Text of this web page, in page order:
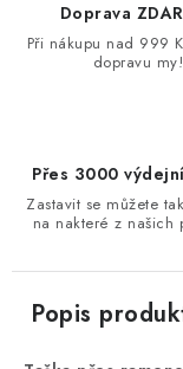
Doprava
Při nákupu nad 999
dopravu my!
Přes 3000
Zastavit se můžete
na nakteré z našich
Popis